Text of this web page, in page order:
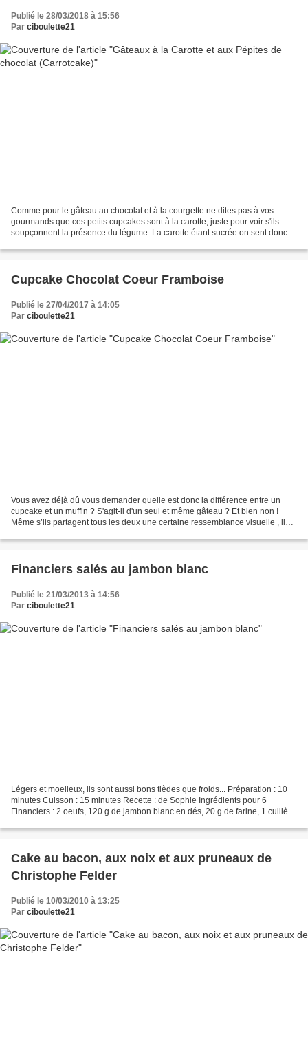
Publié le 28/03/2018 à 15:56
Par ciboulette21
Comme pour le gâteau au chocolat et à la courgette ne dites pas à vos
gourmands que ces petits cupcakes sont à la carotte, juste pour voir s'ils
soupçonnent la présence du légume. La carotte étant sucrée on sent donc
Cupcake Chocolat Coeur Framboise
Publié le 27/04/2017 à 14:05
Par ciboulette21
Vous avez déjà dû vous demander quelle est donc la différence entre un
cupcake et un muffin ? S'agit-il d'un seul et même gâteau ? Et bien non !
Même s’ils partagent tous les deux une certaine ressemblance visuelle , ils
Financiers salés au jambon blanc
Publié le 21/03/2013 à 14:56
Par ciboulette21
Légers et moelleux, ils sont aussi bons tièdes que froids... Préparation : 10
minutes Cuisson : 15 minutes Recette : de Sophie Ingrédients pour 6
Financiers : 2 oeufs, 120 g de jambon blanc en dés, 20 g de farine, 1 cuillère
Cake au bacon, aux noix et aux pruneaux de
Christophe Felder
Publié le 10/03/2010 à 13:25
Par ciboulette21